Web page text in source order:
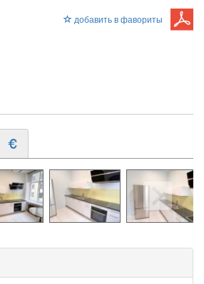
добавить в фавориты